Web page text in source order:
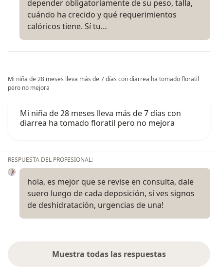
depender obligatoriamente de su peso, talla,
cuándo ha crecido y qué requerimientos
calóricos tiene. Sí tu…
Mi niña de 28 meses lleva más de 7 días con diarrea ha tomado floratil
pero no mejora
Mi niña de 28 meses lleva más de 7 días con
diarrea ha tomado floratil pero no mejora
RESPUESTA DEL PROFESIONAL:
hola, es mejor que se revise en consulta, dale
suero luego de cada deposición, sí ves signos
de deshidratación, urgencias de una!
Muestra todas las respuestas